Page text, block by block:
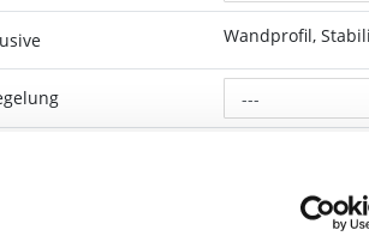
Wandprofil,
Zeichen übrig: 235 (von